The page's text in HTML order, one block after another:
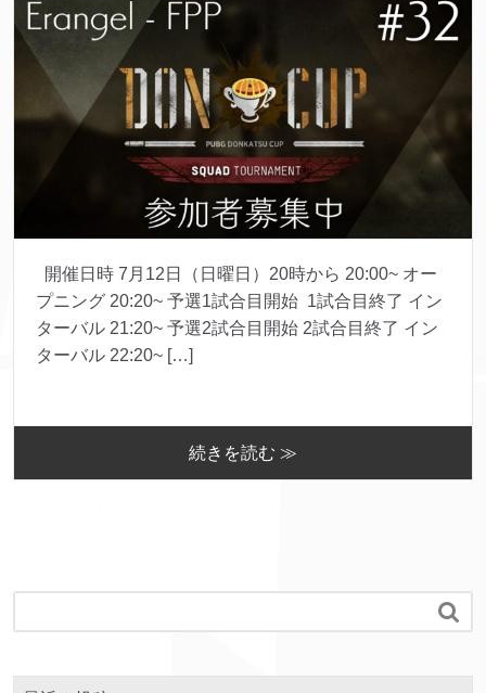
開催日時 7月12日（日曜日）20時から 20:00~ オー
プニング 20:20~ 予選1試合目開始 1試合目終了 イン
ターバル 21:20~ 予選2試合目開始 2試合目終了 イン
ターバル 22:20~ […]
続きを読む ≫
